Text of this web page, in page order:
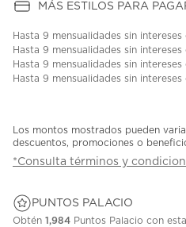
MÁS ESTILOS PARA
Hasta 9 mensualidades sin intereses
Hasta 9 mensualidades sin intereses
Hasta 9 mensualidades sin intereses
Hasta 9 mensualidades sin intereses
Los montos mostrados pueden
descuentos, promociones o
*Consulta términos y
PUNTOS PALACIO
Obtén 1,984 Puntos Palacio con